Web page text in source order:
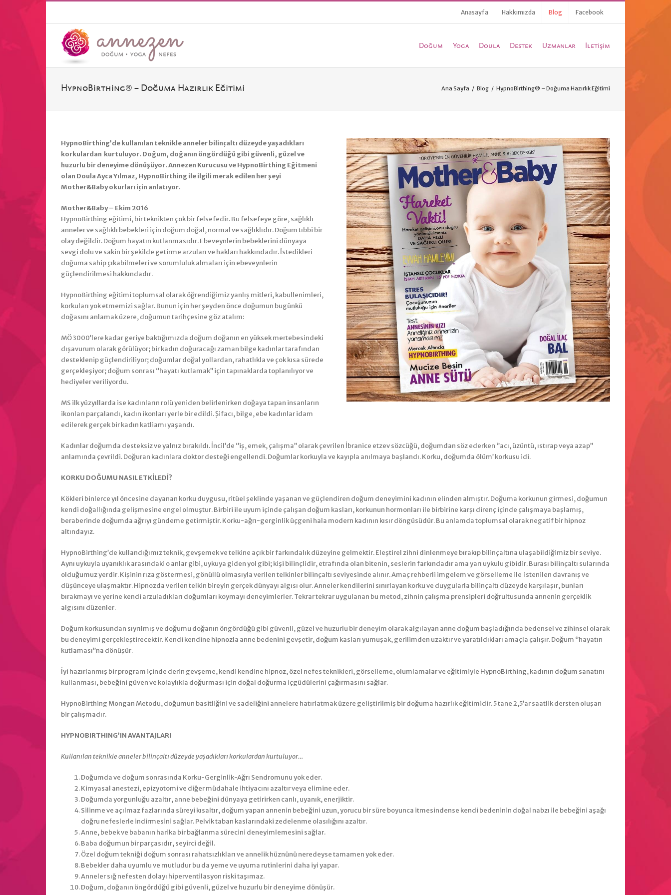
Anasayfa Hakkımızda Blog Facebook
Doğum Yoga Doula Destek Uzmanlar İletişim
HypnoBirthing® – Doğuma Hazırlık Eğitimi Ana Sayfa / Blog / HypnoBirthing® – Doğuma Hazırlık Eğitimi
HypnoBirthing’de kullanılan teknikle anneler bilinçaltı düzeyde yaşadıkları
korkulardan kurtuluyor. Doğum, doğanın öngördüğü gibi güvenli, güzel ve
huzurlu bir deneyime dönüşüyor. Annezen Kurucusu ve HypnoBirthing Eğitmeni
olan Doula Ayca Yılmaz, HypnoBirthing ile ilgili merak edilen her şeyi
Mother&Baby okurları için anlatıyor.
Mother&Baby – Ekim 2016
HypnoBirthing eğitimi, bir teknikten çok bir felsefedir. Bu felsefeye göre, sağlıklı
anneler ve sağlıklı bebekleri için doğum doğal, normal ve sağlıklıdır. Doğum tıbbi bir
olay değildir. Doğum hayatın kutlanmasıdır. Ebeveynlerin bebeklerini dünyaya
sevgi dolu ve sakin bir şekilde getirme arzuları ve hakları hakkındadır. İstedikleri
doğuma sahip çıkabilmeleri ve sorumluluk almaları için ebeveynlerin
güçlendirilmesi hakkındadır.
HypnoBirthing eğitimi toplumsal olarak öğrendiğimiz yanlış mitleri, kabullenimleri,
korkuları yok etmemizi sağlar. Bunun için her şeyden önce doğumun bugünkü
doğasını anlamak üzere, doğumun tarihçesine göz atalım:
MÖ 3000’lere kadar geriye baktığımızda doğum doğanın en yüksek mertebesindeki
dışavurum olarak görülüyor; bir kadın doğuracağı zaman bilge kadınlar tarafından
desteklenip güçlendiriliyor; doğumlar doğal yollardan, rahatlıkla ve çok kısa sürede
gerçekleşiyor; doğum sonrası ‘’hayatı kutlamak’’ için tapınaklarda toplanılıyor ve
hediyeler veriliyordu.
MS ilk yüzyıllarda ise kadınların rolü yeniden belirlenirken doğaya tapan insanların
ikonları parçalandı, kadın ikonları yerle bir edildi. Şifacı, bilge, ebe kadınlar idam
edilerek gerçek bir kadın katliamı yaşandı.
Kadınlar doğumda desteksiz ve yalnız bırakıldı. İncil’de ‘’iş, emek, çalışma’’ olarak çevrilen İbranice etzev sözcüğü, doğumdan söz ederken ‘’acı, üzüntü, ıstırap veya azap’’
anlamında çevrildi. Doğuran kadınlara doktor desteği engellendi. Doğumlar korkuyla ve kayıpla anılmaya başlandı. Korku, doğumda ölüm’ korkusu idi.
KORKU DOĞUMU NASIL ETKİLEDİ?
Kökleri binlerce yıl öncesine dayanan korku duygusu, ritüel şeklinde yaşanan ve güçlendiren doğum deneyimini kadının elinden almıştır. Doğuma korkunun girmesi, doğumun
kendi doğallığında gelişmesine engel olmuştur. Birbiri ile uyum içinde çalışan doğum kasları, korkunun hormonları ile birbirine karşı direnç içinde çalışmaya başlamış,
beraberinde doğumda ağrıyı gündeme getirmiştir. Korku-ağrı-gerginlik üçgeni hala modern kadının kısır döngüsüdür. Bu anlamda toplumsal olarak negatif bir hipnoz
altındayız.
HypnoBirthing’de kullandığımız teknik, gevşemek ve telkine açık bir farkındalık düzeyine gelmektir. Eleştirel zihni dinlenmeye bırakıp bilinçaltına ulaşabildiğimiz bir seviye.
Aynı uykuyla uyanıklık arasındaki o anlar gibi, uykuya giden yol gibi; kişi bilinçlidir, etrafında olan bitenin, seslerin farkındadır ama yarı uykulu gibidir. Burası bilinçaltı sularında
olduğumuz yerdir. Kişinin rıza göstermesi, gönüllü olmasıyla verilen telkinler bilinçaltı seviyesinde alınır. Amaç rehberli imgelem ve görselleme ile istenilen davranış ve
düşünceye ulaşmaktır. Hipnozda verilen telkin bireyin gerçek dünyayı algısı olur. Anneler kendilerini sınırlayan korku ve duygularla bilinçaltı düzeyde karşılaşır, bunları
bırakmayı ve yerine kendi arzuladıkları doğumları koymayı deneyimlerler. Tekrar tekrar uygulanan bu metod, zihnin çalışma prensipleri doğrultusunda annenin gerçeklik
algısını düzenler.
Doğum korkusundan sıyrılmış ve doğumu doğanın öngördüğü gibi güvenli, güzel ve huzurlu bir deneyim olarak algılayan anne doğum başladığında bedensel ve zihinsel olarak
bu deneyimi gerçekleştirecektir. Kendi kendine hipnozla anne bedenini gevşetir, doğum kasları yumuşak, gerilimden uzaktır ve yaratıldıkları amaçla çalışır. Doğum ‘’hayatın
kutlaması’’na dönüşür.
İyi hazırlanmış bir program içinde derin gevşeme, kendi kendine hipnoz, özel nefes teknikleri, görselleme, olumlamalar ve eğitimiyle HypnoBirthing, kadının doğum sanatını
kullanması, bebeğini güven ve kolaylıkla doğurması için doğal doğurma içgüdülerini çağırmasını sağlar.
HypnoBirthing Mongan Metodu, doğumun basitliğini ve sadeliğini annelere hatırlatmak üzere geliştirilmiş bir doğuma hazırlık eğitimidir. 5 tane 2,5’ar saatlik dersten oluşan
bir çalışmadır.
HYPNOBIRTHING’IN AVANTAJLARI
Kullanılan teknikle anneler bilinçaltı düzeyde yaşadıkları korkulardan kurtuluyor…
Doğumda ve doğum sonrasında Korku-Gerginlik-Ağrı Sendromunu yok eder.
Kimyasal anestezi, epizyotomi ve diğer müdahale ihtiyacını azaltır veya elimine eder.
Doğumda yorgunluğu azaltır, anne bebeğini dünyaya getirirken canlı, uyanık, enerjiktir.
Silinme ve açılmaz fazlarında süreyi kısaltır, doğum yapan annenin bebeğini uzun, yorucu bir süre boyunca itmesindense kendi bedeninin doğal nabzı ile bebeğini aşağı
doğru nefeslerle indirmesini sağlar. Pelvik taban kaslarındaki zedelenme olasılığını azaltır.
Anne, bebek ve babanın harika bir bağlanma sürecini deneyimlemesini sağlar.
Baba doğumun bir parçasıdır, seyirci değil.
Özel doğum tekniği doğum sonrası rahatsızlıkları ve annelik hüznünü neredeyse tamamen yok eder.
Bebekler daha uyumlu ve mutludur bu da yeme ve uyuma rutinlerini daha iyi yapar.
Anneler sığ nefesten dolayı hiperventilasyon riski taşımaz.
Doğum, doğanın öngördüğü gibi güvenli, güzel ve huzurlu bir deneyime dönüşür.